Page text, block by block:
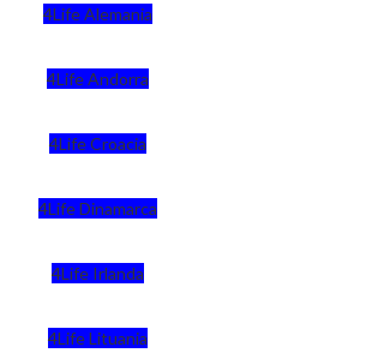
4Life Alemania
4Life Andorra
4Life Croacia
4Life Dinamarca
4Life Irlanda
4Life Lituania